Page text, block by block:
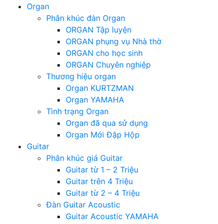
Organ
Phân khúc đàn Organ
ORGAN Tập luyện
ORGAN phụng vụ Nhà thờ
ORGAN cho học sinh
ORGAN Chuyên nghiệp
Thương hiệu organ
Organ KURTZMAN
Organ YAMAHA
Tình trạng Organ
Organ đã qua sử dụng
Organ Mới Đập Hộp
Guitar
Phân khúc giá Guitar
Guitar từ 1 – 2 Triệu
Guitar trên 4 Triệu
Guitar từ 2 – 4 Triệu
Đàn Guitar Acoustic
Guitar Acoustic YAMAHA